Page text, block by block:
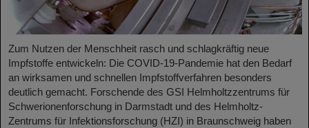
Zum Nutzen der Menschheit rasch und schlagkräftig neue
Impfstoffe entwickeln: Die COVID-19-Pandemie hat den Bedarf
an wirksamen und schnellen Impfstoffverfahren besonders
deutlich gemacht. Forschende des GSI Helmholtzzentrums für
Schwerionenforschung in Darmstadt und des Helmholtz-
Zentrums für Infektionsforschung (HZI) in Braunschweig haben